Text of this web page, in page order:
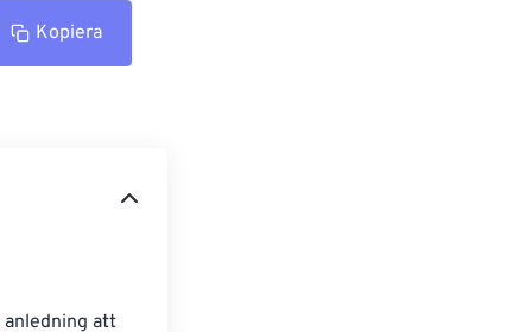
Kopiera
anledning att